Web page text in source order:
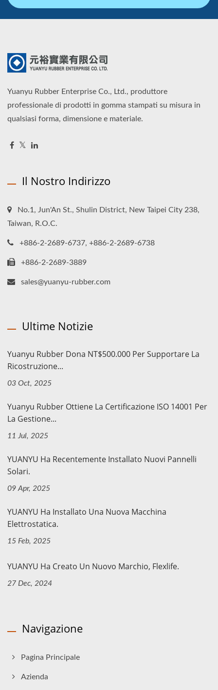
Yuanyu Rubber Enterprise Co., Ltd., produttore
professionale di prodotti in gomma stampati su misura in
qualsiasi forma, dimensione e materiale.
Il Nostro Indirizzo
No.1, Jun'An St., Shulin District, New Taipei City 238,
Taiwan, R.O.C.
+886-2-2689-6737, +886-2-2689-6738
+886-2-2689-3889
sales@yuanyu-rubber.com
Ultime Notizie
Yuanyu Rubber Dona NT$500.000 Per Supportare La
Ricostruzione...
03 Oct, 2025
Yuanyu Rubber Ottiene La Certificazione ISO 14001 Per
La Gestione...
11 Jul, 2025
YUANYU Ha Recentemente Installato Nuovi Pannelli
Solari.
09 Apr, 2025
YUANYU Ha Installato Una Nuova Macchina
Elettrostatica.
15 Feb, 2025
YUANYU Ha Creato Un Nuovo Marchio, Flexlife.
27 Dec, 2024
Navigazione
Pagina Principale
Azienda